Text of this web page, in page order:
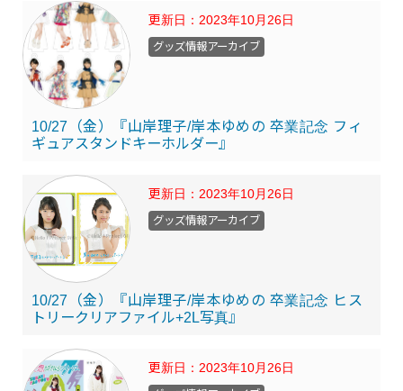
更新日： 2023年10月26日
10/27（金）『山岸理子/岸本ゆめの 卒業記念 フィ
ギュアスタンドキーホルダー』
グッズ情報アーカイブ
更新日： 2023年10月26日
10/27（金）『山岸理子/岸本ゆめの 卒業記念 ヒス
トリークリアファイル+2L写真』
グッズ情報アーカイブ
更新日： 2023年10月26日